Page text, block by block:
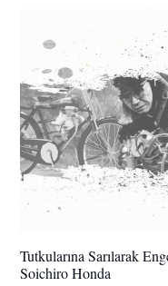
Tutkularına Sarılarak
Soichiro Honda